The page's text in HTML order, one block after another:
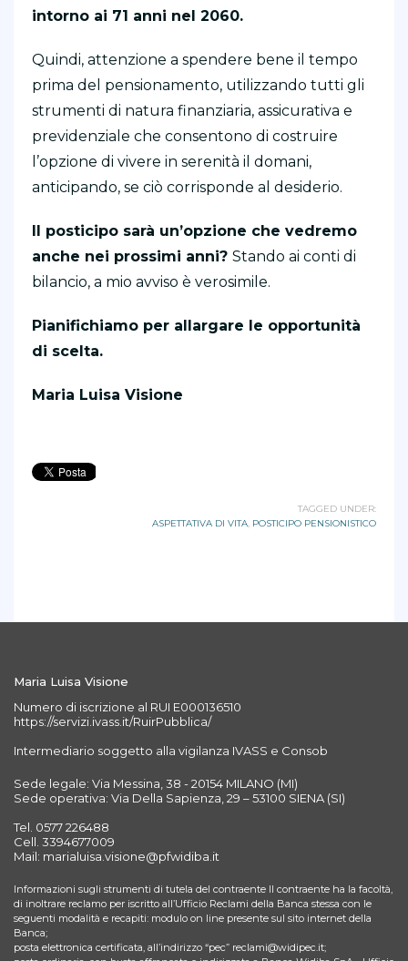
intorno ai 71 anni nel 2060.
Quindi, attenzione a spendere bene il tempo
prima del pensionamento, utilizzando tutti gli
strumenti di natura finanziaria, assicurativa e
previdenziale che consentono di costruire
l’opzione di vivere in serenità il domani,
anticipando, se ciò corrisponde al desiderio.
Il posticipo sarà un’opzione che vedremo
anche nei prossimi anni? Stando ai conti di
bilancio, a mio avviso è verosimile.
Pianifichiamo per allargare le opportunità
di scelta.
Maria Luisa Visione
TAGGED UNDER:
ASPETTATIVA DI VITA POSTICIPO PENSIONISTICO
Maria Luisa Visione
Numero di iscrizione al RUI E000136510
https://servizi.ivass.it/RuirPubblica/
Intermediario soggetto alla vigilanza IVASS e Consob
Sede legale: Via Messina, 38 - 20154 MILANO (MI)
Sede operativa: Via Della Sapienza, 29 – 53100 SIENA (SI)
Tel. 0577 226488
Cell. 3394677009
Mail: marialuisa.visione@pfwidiba.it
Informazioni sugli strumenti di tutela del contraente Il contraente ha la facoltà,
di inoltrare reclamo per iscritto all’Ufficio Reclami della Banca stessa con le
seguenti modalità e recapiti: modulo on line presente sul sito internet della
Banca;
posta elettronica certificata, all’indirizzo “pec” reclami@widipec.it;